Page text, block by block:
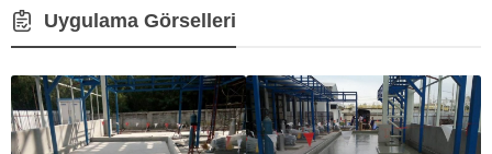
Uygulama Görselleri